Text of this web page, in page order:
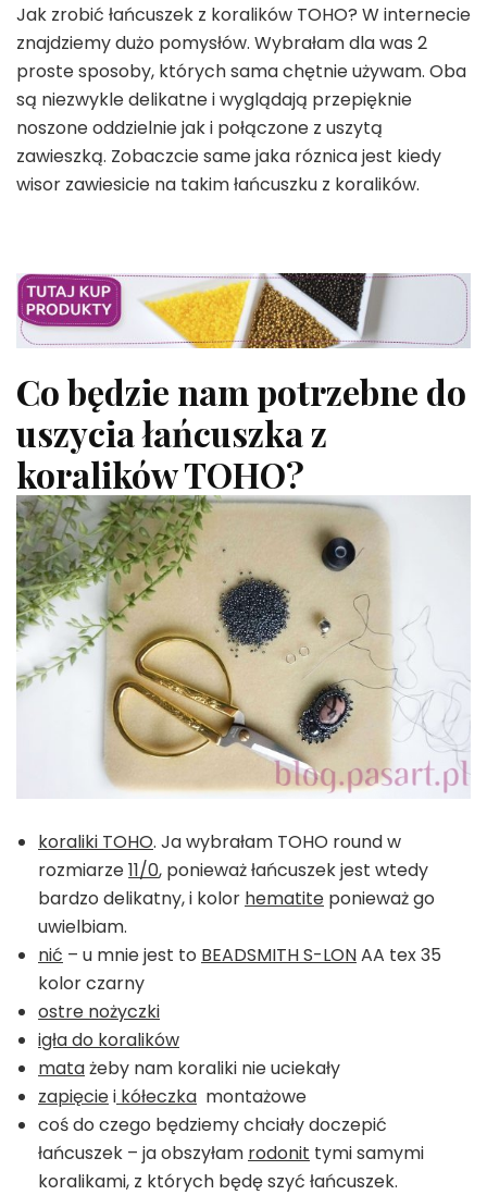
Jak zrobić łańcuszek z koralików TOHO? W internecie
znajdziemy dużo pomysłów. Wybrałam dla was 2
proste sposoby, których sama chętnie używam. Oba
są niezwykle delikatne i wyglądają przepięknie
noszone oddzielnie jak i połączone z uszytą
zawieszką. Zobaczcie same jaka róznica jest kiedy
wisor zawiesicie na takim łańcuszku z koralików.
Co będzie nam potrzebne do
uszycia łańcuszka z
koralików TOHO?
koraliki TOHO. Ja wybrałam TOHO round w
rozmiarze11/0, ponieważ łańcuszek jest wtedy
bardzo delikatny, i kolor hematite ponieważ go
uwielbiam.
nić – u mnie jest to BEADSMITH S-LONAA tex 35
kolor czarny
ostre nożyczki
igła do koralików
matażeby nam koraliki nie uciekały
zapięciei kółeczka montażowe
coś do czego będziemy chciały doczepić
łańcuszek – ja obszyłam rodonit tymi samymi
koralikami, z których będę szyć łańcuszek.